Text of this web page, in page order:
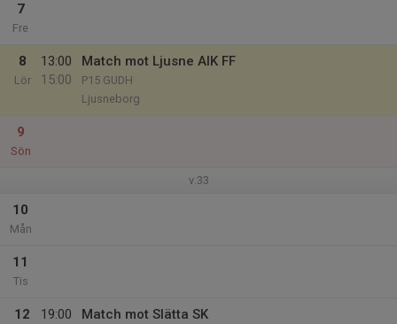
7
Fre
8
Lör
13:00
15:00
Match mot Ljusne AIK FF
P15 GUDH
Ljusneborg
9
Sön
v.33
10
Mån
11
Tis
12
19:00
Match mot Slätta SK